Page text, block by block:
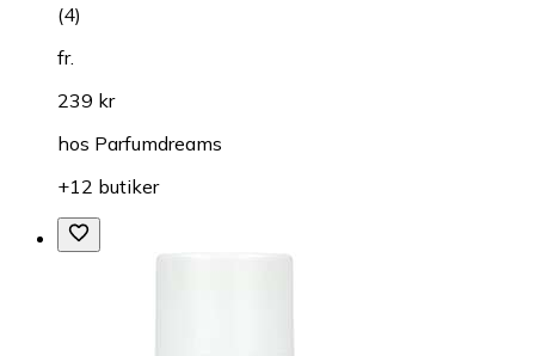
(4)
fr.
239 kr
hos Parfumdreams
+12 butiker